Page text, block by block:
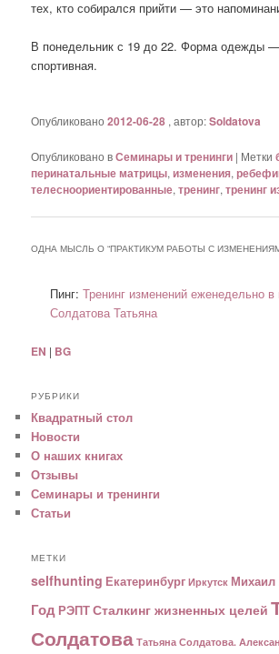
тех, кто собирался прийти — это
В понедельник с 19 до 22. Форма одежды
спортивная.
Опубликовано2012-06-28 , автор:Soldatova
Опубликовано вСеминары и тренинги | Метки
перинатальные матрицы,изменения,
телесноориентированные,тренинг,тренинг
ОДНА МЫСЛЬ О “ПРАКТИКУМ РАБОТЫ С
Пинг:Тренинг изменений еженедельно
Солдатова Татьяна
EN | BG
РУБРИКИ
Квадратный стол
Новости
О наших книгах
Отзывы
Семинары и тренинги
Статьи
МЕТКИ
selfhunting Екатеринбург Иркутск Михаил
Год РЭПТСталкинг жизненных целей
Солдатова Татьяна Солдатова.